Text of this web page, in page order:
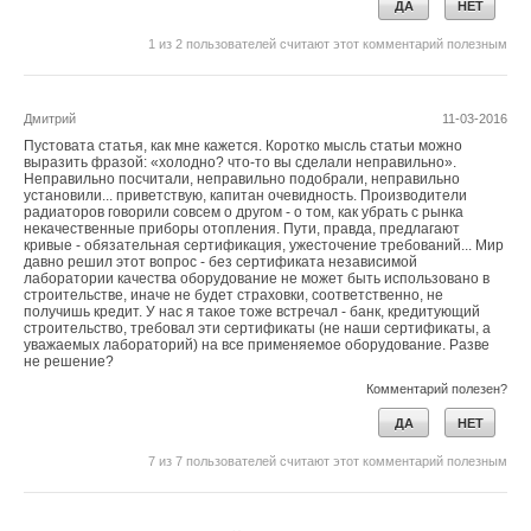
ДА НЕТ
1 из 2 пользователей считают этот комментарий полезным
11-03-2016
Дмитрий
Пустовата статья, как мне кажется. Коротко мысль статьи можно
выразить фразой: «холодно? что-то вы сделали неправильно».
Неправильно посчитали, неправильно подобрали, неправильно
установили... приветствую, капитан очевидность. Производители
радиаторов говорили совсем о другом - о том, как убрать с рынка
некачественные приборы отопления. Пути, правда, предлагают
кривые - обязательная сертификация, ужесточение требований... Мир
давно решил этот вопрос - без сертификата независимой
лаборатории качества оборудование не может быть использовано в
строительстве, иначе не будет страховки, соответственно, не
получишь кредит. У нас я такое тоже встречал - банк, кредитующий
строительство, требовал эти сертификаты (не наши сертификаты, а
уважаемых лабораторий) на все применяемое оборудование. Разве
не решение?
Комментарий полезен?
ДА НЕТ
7 из 7 пользователей считают этот комментарий полезным
Следующая задача заключалась в определении изменения
тепловых потерь и расхода электроэнергии на перекачку
теплоносителя при снижении его температуры и изменении
Итоговая зависимость выглядит следующим образом:
гдеq— линейная плотность теплового потока, Вт/м; Δq—
изменение линейной плотности теплового потока, Вт/м;
Для упрощения функции (3) введены следующие
параллельно-последовательной структуры [11].
Теплофикационный блок ТЭЦ с точки зрения надёжности
представляет собой сложную структуру последовательно
соединённых элементов: котлоагрегата, турбины,
теплофикационной установки. Для такой структурной схемы
отказ одного из агрегатов приводит к отказу всей установки.
Поэтому коэффициент готовности теплофикационного блока